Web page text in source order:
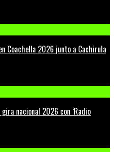
Coachella 2026 junto a Cachirula
nacional 2026 con ‘Radio